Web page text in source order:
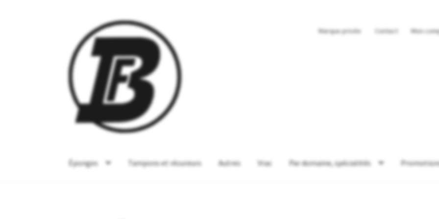
Marque privée Contact Mon
Éponges Tampons et récureurs Autres Vrac Par domaine, spécialités